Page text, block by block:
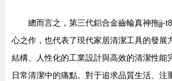
總而言之，第三代鋁合金齒輪真神拖jj-
心之作，也代表了現代家居清潔工具的發展
結構、人性化的工業設計與高效的清潔性能
日常清潔中的痛點。對于追求品質生活、注